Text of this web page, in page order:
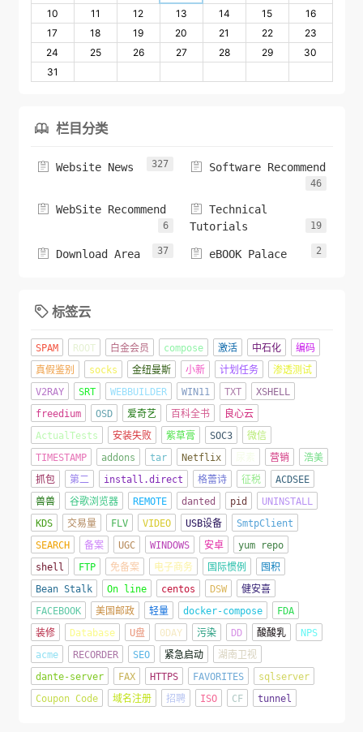
10
11 12 13 14 15
16
17
18 19 20 21 22
23
24
25 26 27 28 29
30
31
 栏目分类
 Website News 327  Software Recommend
46
 WebSite Recommend
6
 Technical
Tutorials
19
 Download Area 37  eBOOK Palace 2
 标签云
SPAM ROOT 白金会员 compose 激活 中石化
编码
真假鉴别
socks 金纽曼斯 小新 计划任务
渗透测试
V2RAY
SRT WEBBUILDER WIN11 TXT
XSHELL
freedium
OSD 爱奇艺 百科全书
良心云
ActualTests
安装失败 紫草膏 SOC3
微信
TIMESTAMP
addons tar Netflix 营销
浩美
抓包
第二 install.direct 格蕾诗 征税
ACDSEE
兽兽
谷歌浏览器 REMOTE danted pid
UNINSTALL
KDS
交易量 FLV VIDEO USB设备
SmtpClient
SEARCH
备案 UGC WINDOWS 安卓
yum repo
shell
FTP 免备案 电子商务 国际惯例
囤积
Bean Stalk
On line centos DSW
健安喜
FACEBOOK
美国邮政 轻量 docker-compose
FDA
装修
Database U盘 0DAY 污染 DD 酸酸乳
NPS
acme
RECORDER SEO 紧急启动
湖南卫视
dante-server
FAX HTTPS FAVORITES
sqlserver
Coupon Code
域名注册 招聘 ISO CF tunnel